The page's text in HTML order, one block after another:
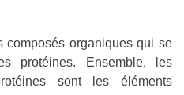
composés organiques qui se
protéines. Ensemble, les
sont les éléments